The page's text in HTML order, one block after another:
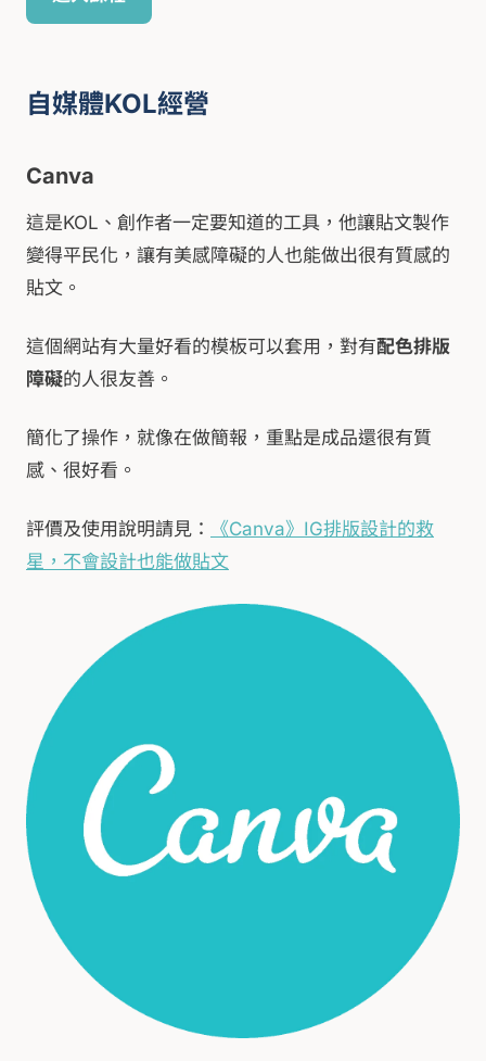
自媒體KOL經營
Canva
這是KOL、創作者一定要知道的工具，他讓貼文製作
變得平民化，讓有美感障礙的人也能做出很有質感的
貼文。
這個網站有大量好看的模板可以套用，對有配色排版
障礙的人很友善。
簡化了操作，就像在做簡報，重點是成品還很有質
感、很好看。
評價及使用說明請見：
《Canva》IG排版設計的救
星，不會設計也能做貼文